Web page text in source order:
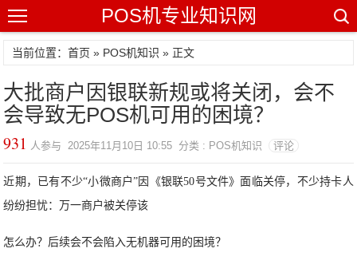
POS机专业知识网
当前位置：首页 » POS机知识 » 正文
大批商户因银联新规或将关闭，会不
会导致无POS机可用的困境？
931 人参与 2025年11月10日 10:55 分类 : POS机知识 评论
近期，已有不少“小微商户”因《银联50号文件》面临关停，不少持卡人
纷纷担忧：万一商户被关停该
怎么办？后续会不会陷入无机器可用的困境？